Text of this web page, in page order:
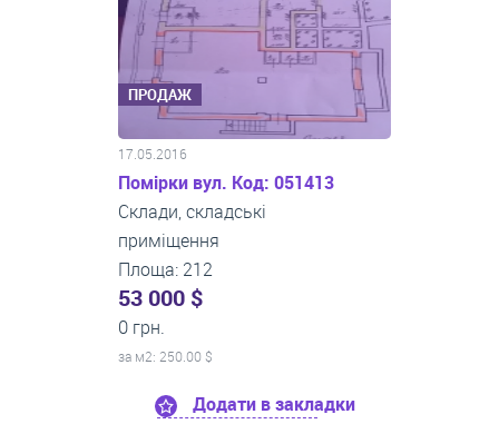
ПРОДАЖ
17.05.2016
Помірки вул. Код: 051413
Склади, складські
приміщення
Площа: 212
53 000 $
0 грн.
за м2: 250.00 $
Додати в закладки